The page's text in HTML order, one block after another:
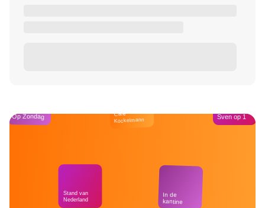
Op Zondag
Stand van
Nederland
Café
Kockelmann
In de
kantine
Sven op 1